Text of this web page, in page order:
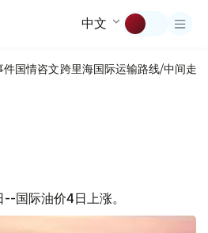
中文
件国情咨文跨里海国际运输路线/中间走廊
国际油价4日上涨。